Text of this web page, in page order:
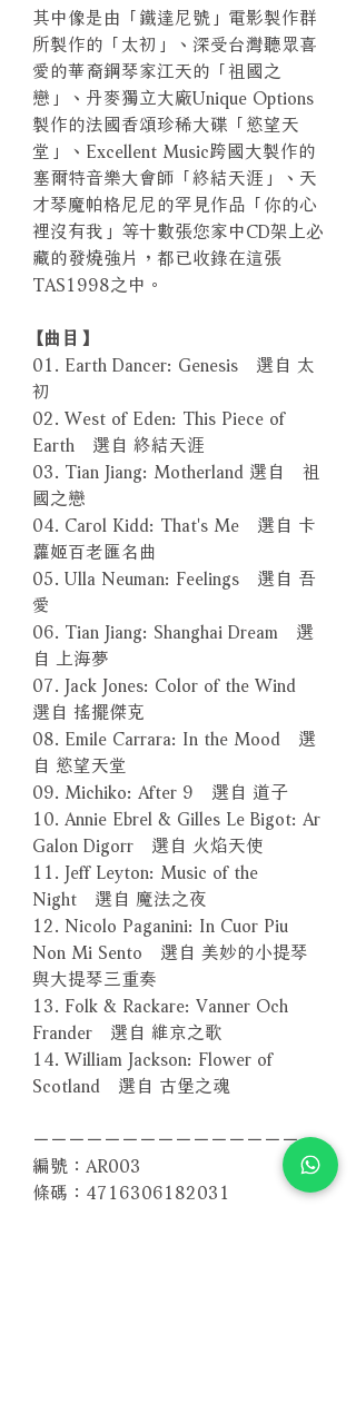
其中像是由「鐵達尼號」電影製作群
所製作的「太初」、深受台灣聽眾喜
愛的華裔鋼琴家江天的「祖國之
戀」、丹麥獨立大廠Unique Options
製作的法國香頌珍稀大碟「慾望天
堂」、Excellent Music跨國大製作的
塞爾特音樂大會師「終結天涯」、天
才琴魔帕格尼尼的罕見作品「你的心
裡沒有我」等十數張您家中CD架上必
藏的發燒強片，都已收錄在這張
TAS1998之中。
【曲目】
01. Earth Dancer: Genesis 選自 太
初
02. West of Eden: This Piece of
Earth 選自 終結天涯
03. Tian Jiang: Motherland 選自 祖
國之戀
04. Carol Kidd: That's Me 選自 卡
蘿姬百老匯名曲
05. Ulla Neuman: Feelings 選自 吾
愛
06. Tian Jiang: Shanghai Dream 選
自 上海夢
07. Jack Jones: Color of the Wind
選自 搖擺傑克
08. Emile Carrara: In the Mood 選
自 慾望天堂
09. Michiko: After 9 選自 道子
10. Annie Ebrel & Gilles Le Bigot: Ar
Galon Digorr 選自 火焰天使
11. Jeff Leyton: Music of the
Night 選自 魔法之夜
12. Nicolo Paganini: In Cuor Piu
Non Mi Sento 選自 美妙的小提琴
與大提琴三重奏
13. Folk & Rackare: Vanner Och
Frander 選自 維京之歌
14. William Jackson: Flower of
Scotland 選自 古堡之魂
－－－－－－－－－－－－－－－－
編號：AR003
條碼：4716306182031